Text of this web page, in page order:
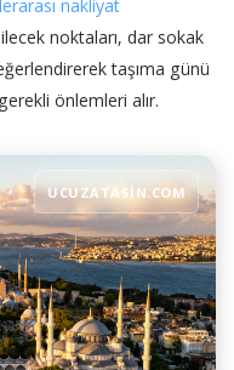
nakliyat
noktaları, dar sokak
taşıma günü
önlemleri alır.
UCUZATASIN.COM